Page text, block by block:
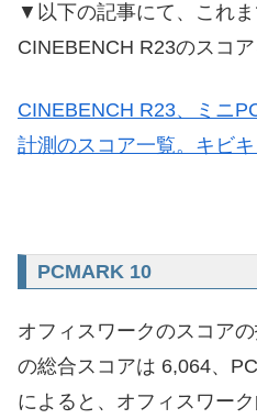
▼以下の記事にて、これ
CINEBENCH R23のスコ
CINEBENCH R23、ミニ
計測のスコア一覧。キビ
PCMARK 10
オフィスワークのスコア
の総合スコアは 6,064、
によると、オフィスワー